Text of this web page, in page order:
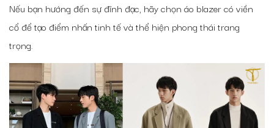
Nếu bạn hướng đến sự đĩnh đạc, hãy chọn áo blazer có viền
cổ để tạo điểm nhấn tinh tế và thể hiện phong thái trang
trọng.